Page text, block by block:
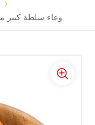
وعاء سلطة